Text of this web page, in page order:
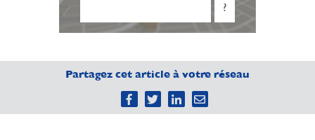
?
Partagez cet article à votre réseau